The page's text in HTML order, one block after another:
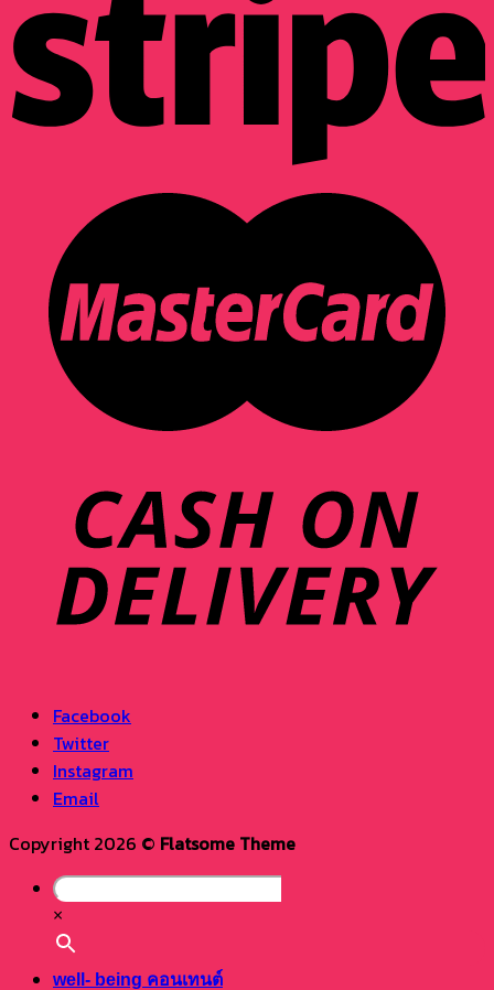
Facebook
Twitter
Instagram
Email
Copyright 2026 © Flatsome Theme
×
well- being คอนเทนต์